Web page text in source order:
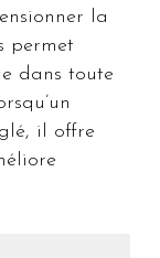
la
permet
dans toute
il offre